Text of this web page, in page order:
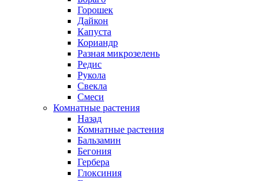
Горошек
Дайкон
Капуста
Кориандр
Разная микрозелень
Редис
Рукола
Свекла
Смеси
Комнатные растения
Назад
Комнатные растения
Бальзамин
Бегония
Гербера
Глоксиния